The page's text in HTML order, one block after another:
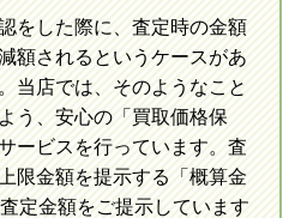
査定したおもちゃがご到着後、ご
の口座に即日入金可能です。
れ 写真の撮影方法
査定したおもちゃがご到着後、ご
口座に即日入金可能です。
の流れ 写真の撮影方法
をした際に、査定時の金額
額されるというケースがあ
当店では、そのようなこと
う、安心の「買取価格保
ービスを行っています。査
限金額を提示する「概算金
定金額をご提示しています